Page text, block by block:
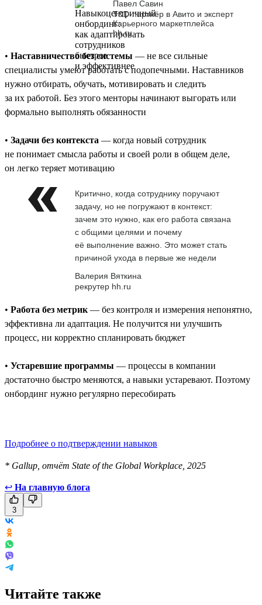
Павел Савин
T&D-партнёр в Авито и эксперт
Карьерного маркетплейса
hh.ru
• Наставничество без системы — не все сильные
специалисты умеют работать с подопечными. Наставников
нужно отбирать, обучать, мотивировать и следить
за их работой. Без этого менторы начинают выгорать или
формально выполнять обязанности
• Задачи без контекста — когда новый сотрудник
не понимает смысла работы и своей роли в общем деле,
он легко теряет мотивацию
Критично, когда сотруднику поручают
задачу, но не погружают в контекст:
зачем это нужно, как его работа связана
с общими целями и почему
её выполнение важно. Это может стать
причиной ухода в первые же недели
Валерия Вяткина
рекрутер hh.ru
• Работа без метрик — без контроля и измерения непонятно,
эффективна ли адаптация. Не получится ни улучшить
процесс, ни корректно спланировать бюджет
• Устаревшие программы — процессы в компании
достаточно быстро меняются, а навыки устаревают. Поэтому
онбординг нужно регулярно пересобирать
Подробнее о подтверждении навыков
* Gallup, отчёт State of the Global Workplace, 2025
↩ На главную блога
3
Читайте также